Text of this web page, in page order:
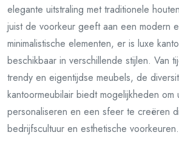
elegante uitstraling met traditionele
juist de voorkeur geeft aan een modern
minimalistische elementen, er is luxe
beschikbaar in verschillende stijlen. Van
trendy en eigentijdse meubels, de
kantoormeubilair biedt mogelijkheden om
personaliseren en een sfeer te creëren
bedrijfscultuur en esthetische voorkeuren.